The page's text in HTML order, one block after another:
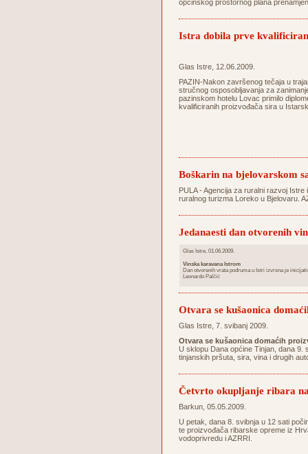
općinskog prostornog plana
Istra dobila prve
Glas Istre, 12.06.2009.
PAZIN-Nakon završenog tečaja u
stručnog osposobljavanja za
pazinskom hotelu Lovac primilo
kvalificiranih proizvođača sira u
Boškarin na bjelovarskom
PULA - Agencija za ruralni razvoj
ruralnog turizma Loreko u Bjelovaru.
Jedanaesti dan otvorenih
Glas Istre, 01.06.2009.
Vinska karavana Istrom
Dan otvorenih vrata podruma u Istri izvrsna je
Leonardo Palčić
Otvara se kušaonica
Glas Istre, 7. svibanj 2009.
Otvara se kušaonica domaćih
U sklopu Dana općine Tinjan, dana 9.
tinjanskih pršuta, sira, vina i drugih
Četvrto okupljanje ribara
Barkun, 05.05.2009.
U petak, dana 8. svibnja u 12 sati
te proizvođača ribarske opreme iz
vodoprivredu i AZRRI.